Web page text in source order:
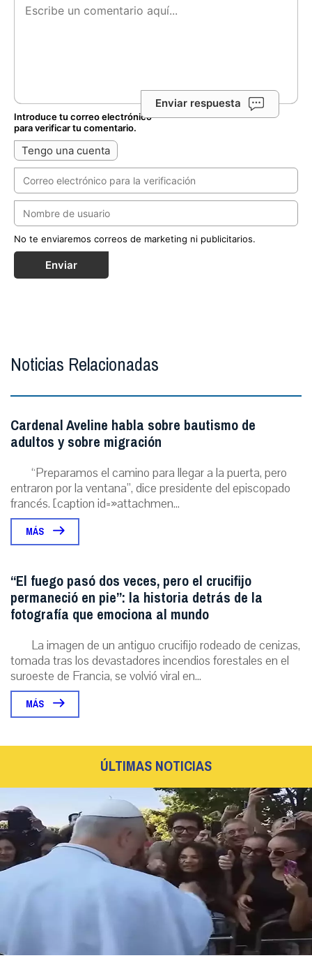
Enviar respuesta
Introduce tu correo electrónico
para verificar tu comentario.
Tengo una cuenta
No te enviaremos correos de marketing ni publicitarios.
Enviar
Noticias Relacionadas
Cardenal Aveline habla sobre bautismo de
adultos y sobre migración
“Preparamos el camino para llegar a la puerta, pero
entraron por la ventana”, dice presidente del episcopado
francés. [caption id=»attachmen...
MÁS
“El fuego pasó dos veces, pero el crucifijo
permaneció en pie”: la historia detrás de la
fotografía que emociona al mundo
La imagen de un antiguo crucifijo rodeado de cenizas,
tomada tras los devastadores incendios forestales en el
suroeste de Francia, se volvió viral en...
MÁS
ÚLTIMAS NOTICIAS